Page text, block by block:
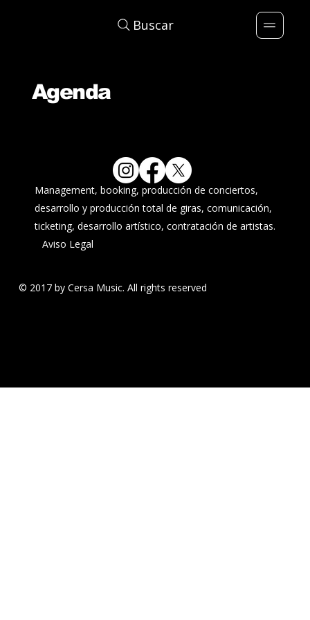
Buscar
Agenda
Management, booking, producción de conciertos,
desarrollo y producción total de giras, comunicación,
ticketing, desarrollo artístico, contratación de artistas.
Aviso Legal
© 2017 by Cersa Music. All rights reserved